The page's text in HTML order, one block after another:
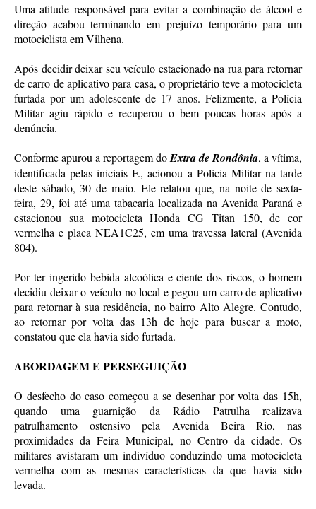
Uma atitude responsável para evitar a combinação de álcool e
direção acabou terminando em prejuízo temporário para um
motociclista em Vilhena.
Após decidir deixar seu veículo estacionado na rua para retornar
de carro de aplicativo para casa, o proprietário teve a motocicleta
furtada por um adolescente de 17 anos. Felizmente, a Polícia
Militar agiu rápido e recuperou o bem poucas horas após a
denúncia.
Conforme apurou a reportagem doExtra de Rondônia, a vítima,
identificada pelas iniciais F., acionou a Polícia Militar na tarde
deste sábado, 30 de maio. Ele relatou que, na noite de sexta-
feira, 29, foi até uma tabacaria localizada na Avenida Paraná e
estacionou sua motocicleta Honda CG Titan 150, de cor
vermelha e placa NEA1C25, em uma travessa lateral (Avenida
804).
Por ter ingerido bebida alcoólica e ciente dos riscos, o homem
decidiu deixar o veículo no local e pegou um carro de aplicativo
para retornar à sua residência, no bairro Alto Alegre. Contudo,
ao retornar por volta das 13h de hoje para buscar a moto,
constatou que ela havia sido furtada.
ABORDAGEM E PERSEGUIÇÃO
O desfecho do caso começou a se desenhar por volta das 15h,
quando uma guarnição da Rádio Patrulha realizava
patrulhamento ostensivo pela Avenida Beira Rio, nas
proximidades da Feira Municipal, no Centro da cidade. Os
militares avistaram um indivíduo conduzindo uma motocicleta
vermelha com as mesmas características da que havia sido
levada.